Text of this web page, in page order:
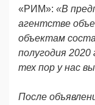
«РИМ»: «В
агентстве
объектам
полугодия 2020
тех пор у нас
После